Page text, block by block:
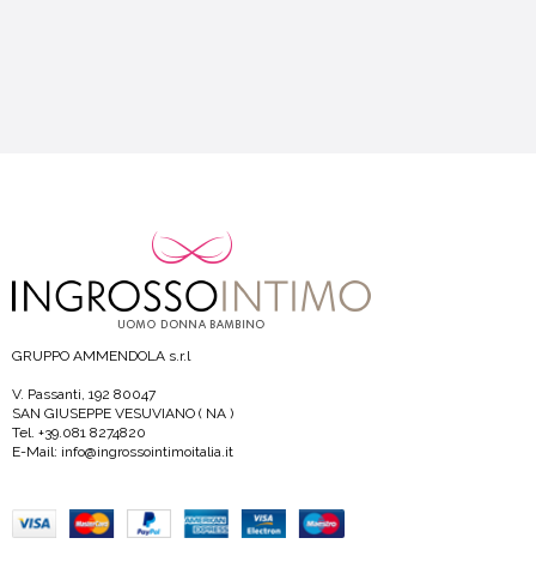
GRUPPO AMMENDOLA s.r.l
V. Passanti, 192 80047
SAN GIUSEPPE VESUVIANO ( NA )
Tel. +39.081 8274820
E-Mail: info@ingrossointimoitalia.it